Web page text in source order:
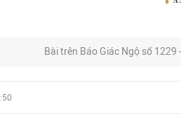
Bài trên Báo Giác Ngộ số